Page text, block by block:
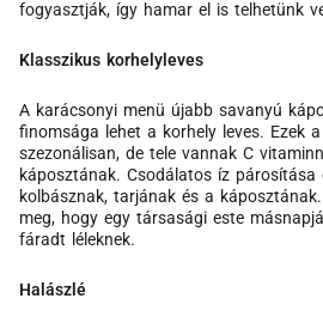
fogyasztják, így hamar el is telhetünk
Klasszikus korhelyleves
A karácsonyi menü újabb savanyú
finomsága lehet a korhely leves. Ezek
szezonálisan, de tele vannak C
káposztának. Csodálatos íz
kolbásznak, tarjának és a
meg, hogy egy társasági este
fáradt léleknek.
Halászlé